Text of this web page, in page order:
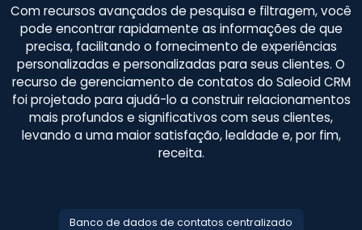
Com recursos avançados de pesquisa e filtragem, você
pode encontrar rapidamente as informações de que
precisa, facilitando o fornecimento de experiências
personalizadas e personalizadas para seus clientes. O
recurso de gerenciamento de contatos do Saleoid CRM
foi projetado para ajudá-lo a construir relacionamentos
mais profundos e significativos com seus clientes,
levando a uma maior satisfação, lealdade e, por fim,
receita.
Banco de dados de contatos centralizado